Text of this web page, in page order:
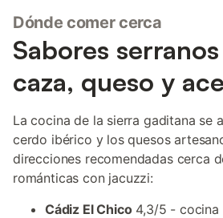
Dónde comer cerca
Sabores
caza, queso y
La cocina de la sierra gaditana se
cerdo ibérico y los quesos
direcciones recomendadas cerca
románticas con jacuzzi:
Cádiz El Chico4,3/5 - cocina